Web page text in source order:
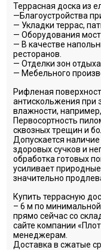
Террасная доска из
—Благоустройства
— Укладки террас,
— Оборудования
— В качестве
ресторанов.
— Отделки зон
— Мебельного
Рифленая
антискольжения при
влажности,
Первосортность
сквозных трещин и
Допускается
здоровых сучков и
обработка готовых
усиливает
значительно
Купить террасную
– 6 м по
прямо сейчас со
сайте компании
менеджерам.
Доставка в сжатые